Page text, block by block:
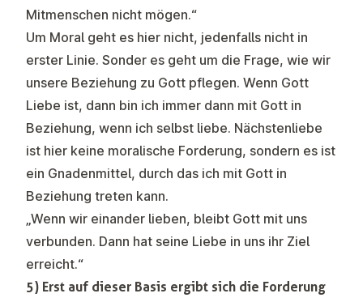
Mitmenschen nicht mögen.“
Um Moral geht es hier nicht, jedenfalls nicht in
erster Linie. Sonder es geht um die Frage, wie wir
unsere Beziehung zu Gott pflegen. Wenn Gott
Liebe ist, dann bin ich immer dann mit Gott in
Beziehung, wenn ich selbst liebe. Nächstenliebe
ist hier keine moralische Forderung, sondern es ist
ein Gnadenmittel, durch das ich mit Gott in
Beziehung treten kann.
„Wenn wir einander lieben, bleibt Gott mit uns
verbunden. Dann hat seine Liebe in uns ihr Ziel
erreicht.“
5) Erst auf dieser Basis ergibt sich die Forderung